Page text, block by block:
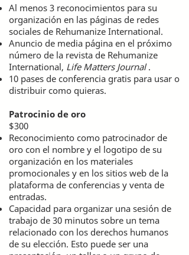
Al menos 3 reconocimientos para su
organización en las páginas de redes
sociales de Rehumanize International.
Anuncio de media página en el próximo
número de la revista de Rehumanize
International, Life Matters Journal.
10 pases de conferencia gratis para usar o
distribuir como quieras.
Patrocinio de oro
$300
Reconocimiento como patrocinador de
oro con el nombre y el logotipo de su
organización en los materiales
promocionales y en los sitios web de la
plataforma de conferencias y venta de
entradas.
Capacidad para organizar una sesión de
trabajo de 30 minutos sobre un tema
relacionado con los derechos humanos
de su elección. Esto puede ser una